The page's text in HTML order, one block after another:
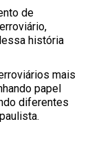
de
história
mais
papel
diferentes